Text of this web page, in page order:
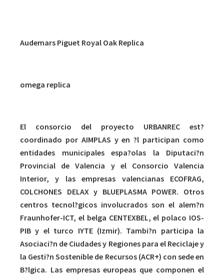
Audemars Piguet Royal Oak Replica
omega replica
El consorcio del proyecto URBANREC est?
coordinado por AIMPLAS y en ?l participan como
entidades municipales espa?olas la Diputaci?n
Provincial de Valencia y el Consorcio Valencia
Interior, y las empresas valencianas ECOFRAG,
COLCHONES DELAX y BLUEPLASMA POWER. Otros
centros tecnol?gicos involucrados son el alem?n
Fraunhofer-ICT, el belga CENTEXBEL, el polaco IOS-
PIB y el turco IYTE (Izmir). Tambi?n participa la
Asociaci?n de Ciudades y Regiones para el Reciclaje y
la Gesti?n Sostenible de Recursos (ACR+) con sede en
B?lgica. Las empresas europeas que componen el